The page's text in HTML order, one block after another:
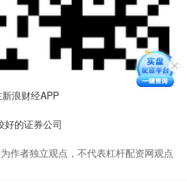
浪财经APP
好的证券公司
作者独立观点，不代表杠杆配资网观点